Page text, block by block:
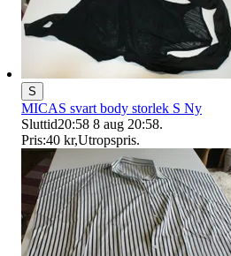
S
MICAS svart body storlek S Ny
Sluttid20:58 8 aug 20:58.
Pris:40 kr,Utropspris.